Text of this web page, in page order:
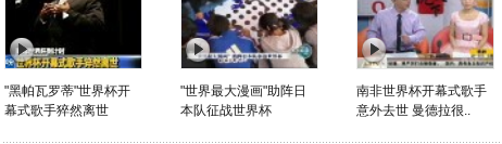
"黑帕瓦罗蒂"世界杯开
幕式歌手猝然离世
"世界最大漫画"助阵日
本队征战世界杯
南非世界杯开幕式歌手
意外去世 曼德拉很..